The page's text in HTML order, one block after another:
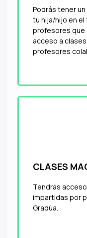
Podrás tener
tu hija/hijo en el
profesores que
acceso a
profesores
CLASES
Tendrás
impartidas por
Gradúa.